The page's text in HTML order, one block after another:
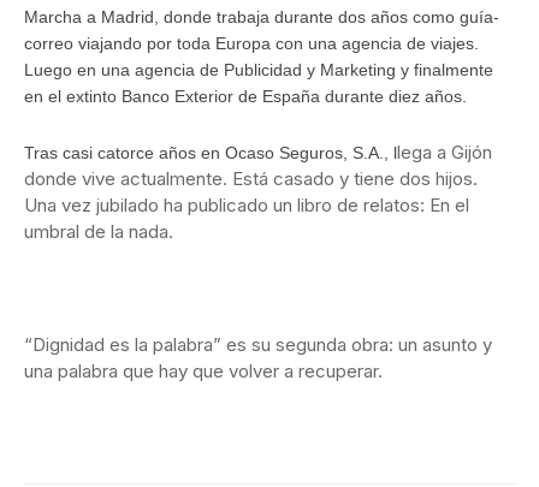
Marcha a Madrid, donde trabaja durante dos años como guía-
correo viajando por toda Europa con una agencia de viajes.
Luego en una agencia de Publicidad y Marketing y finalmente
en el extinto Banco Exterior de España durante diez años.
Tras casi catorce años en Ocaso Seguros, S.A., llega a Gijón
donde vive actualmente. Está casado y tiene dos hijos.
Una vez jubilado ha publicado un libro de relatos: En el
umbral de la nada.
“Dignidad es la palabra” es su segunda obra: un asunto y
una palabra que hay que volver a recuperar.